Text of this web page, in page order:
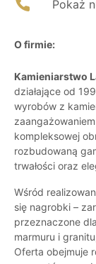
Pokaż
O firmie:
Kamieniarstwo
działające od
wyrobów z
kompleksowej
rozbudowaną
trwałości oraz
Wśród
się nagrobki –
przeznaczone
marmuru i
Oferta obejmuje